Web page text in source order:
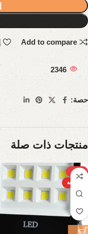
Add to compare
2346
حصة:
منتجات ذات صلة
-38%
الساخنة